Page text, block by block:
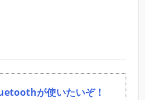
が使いたいぞ！